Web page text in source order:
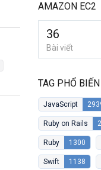
AMAZON EC2
36
Bài viết
TAG PHỔ BIẾN
JavaScript
Ruby on Rails
Ruby 1300
Swift 1138